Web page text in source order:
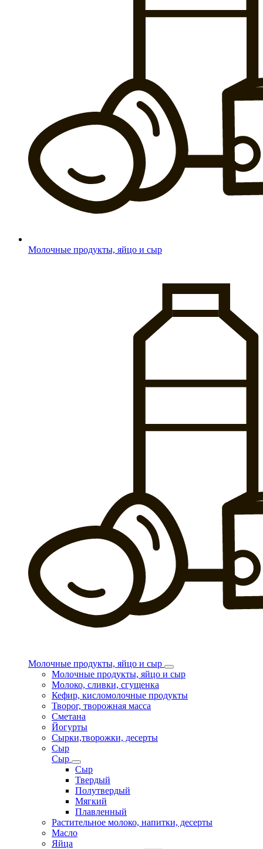
Молочные продукты, яйцо и сыр
Молочные продукты, яйцо и сыр
Молочные продукты, яйцо и сыр
Молоко, сливки, сгущенка
Кефир, кисломолочные продукты
Творог, творожная масса
Сметана
Йогурты
Сырки,творожки, десерты
Сыр
Сыр
Сыр
Твердый
Полутвердый
Мягкий
Плавленный
Растительное молоко, напитки, десерты
Масло
Яйца